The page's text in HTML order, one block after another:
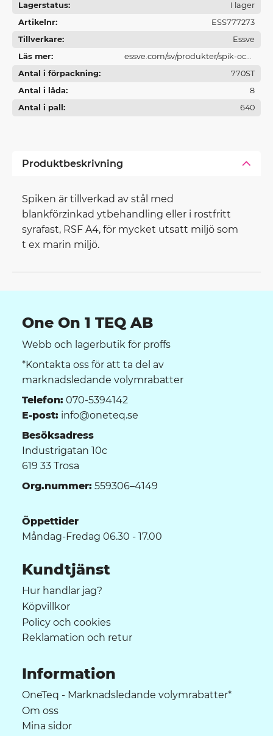
Lagerstatus
I lager
Artikelnr
ESS777273
Tillverkare
Essve
Läs mer
essve.com/sv/produkter/spik-och-
spikverktyg/
Antal i förpackning
770ST
Antal i låda
8
Antal i pall
640
Produktbeskrivning
Spiken är tillverkad av stål med
blankförzinkad ytbehandling eller i rostfritt
syrafast, RSF A4, för mycket utsatt miljö som
t ex marin miljö.
One On 1 TEQ AB
Webb och lagerbutik för proffs
*Kontakta oss för att ta del av
marknadsledande volymrabatter
Telefon: 070-5394142
E-post: info@oneteq.se
Besöksadress
Industrigatan 10c
619 33 Trosa
Org.nummer: 559306–4149
Öppettider
Måndag-Fredag 06.30 - 17.00
Kundtjänst
Hur handlar jag?
Köpvillkor
Policy och cookies
Reklamation och retur
Information
OneTeq - Marknadsledande volymrabatter*
Om oss
Mina sidor